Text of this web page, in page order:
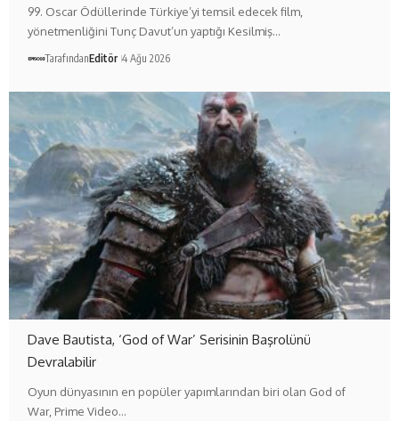
99. Oscar Ödüllerinde Türkiye’yi temsil edecek film,
yönetmenliğini Tunç Davut’un yaptığı Kesilmiş…
TarafındanEditör 4 Ağu 2026
Dave Bautista, ‘God of War’ Serisinin Başrolünü
Devralabilir
Oyun dünyasının en popüler yapımlarından biri olan God of
War, Prime Video…